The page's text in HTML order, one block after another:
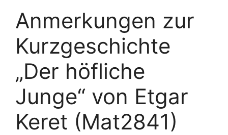
Anmerkungen zur
Kurzgeschichte
„Der höfliche
Junge“ von Etgar
Keret (Mat2841)